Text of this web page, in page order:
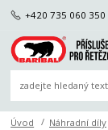
+420 735 060 350
Úvod Náhradní díly